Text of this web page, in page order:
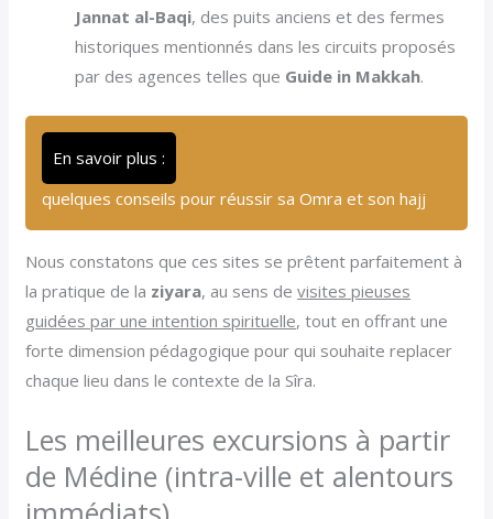
Jannat al-Baqi, des puits anciens et des fermes
historiques mentionnés dans les circuits proposés
par des agences telles que Guide in Makkah.
En savoir plus :
quelques conseils pour réussir sa Omra et son hajj
Nous constatons que ces sites se prêtent parfaitement à
la pratique de la ziyara, au sens devisites pieuses
guidées par une intention spirituelle, tout en offrant une
forte dimension pédagogique pour qui souhaite replacer
chaque lieu dans le contexte de la Sîra.
Les meilleures excursions à partir
de Médine (intra-ville et alentours